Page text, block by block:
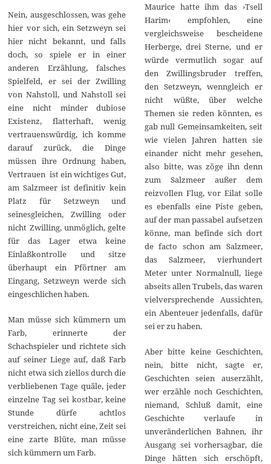
Nein, ausgeschlossen, was gehe
hier vor sich, ein Setzweyn sei
hier nicht bekannt, und falls
doch, so spiele er in einer
anderen Erzählung, falsches
Spielfeld, er sei der Zwilling
von Nahstoll, und Nahstoll sei
eine nicht minder dubiose
Existenz, flatterhaft, wenig
vertrauenswürdig, ich komme
darauf zurück, die Dinge
müssen ihre Ordnung haben,
Vertrauen ist ein wichtiges Gut,
am Salzmeer ist definitiv kein
Platz für Setzweyn und
seinesgleichen, Zwilling oder
nicht Zwilling, unmöglich, gelte
für das Lager etwa keine
Einlaßkontrolle und sitze
überhaupt ein Pförtner am
Eingang, Setzweyn werde sich
eingeschlichen haben.
Man müsse sich kümmern um
Farb, erinnerte der
Schachspieler und richtete sich
auf seiner Liege auf, daß Farb
nicht etwa sich ziellos durch die
verbliebenen Tage quäle, jeder
einzelne Tag sei kostbar, keine
Stunde dürfe achtlos
verstreichen, nicht eine, Zeit sei
eine zarte Blüte, man müsse
sich kümmern um Farb.
Maurice hatte ihm das ›Tsell
Harim‹ empfohlen, eine
vergleichsweise bescheidene
Herberge, drei Sterne, und er
würde vermutlich sogar auf
den Zwillingsbruder treffen,
den Setzweyn, wenngleich er
nicht wüßte, über welche
Themen sie reden könnten, es
gab null Gemeinsamkeiten, seit
wie vielen Jahren hatten sie
einander nicht mehr gesehen,
also bitte, was zöge ihn denn
zum Salzmeer außer dem
reizvollen Flug, vor Eilat solle
es ebenfalls eine Piste geben,
auf der man passabel aufsetzen
könne, man befinde sich dort
de facto schon am Salzmeer,
das Salzmeer, vierhundert
Meter unter Normalnull, liege
abseits allen Trubels, das waren
vielversprechende Aussichten,
ein Abenteuer jedenfalls, dafür
sei er zu haben.
Aber bitte keine Geschichten,
nein, bitte nicht, sagte er,
Geschichten seien auserzählt,
wer erzähle noch Geschichten,
niemand, Schluß damit, eine
Geschichte verlaufe in
unveränderlichen Bahnen, ihr
Ausgang sei vorhersagbar, die
Dinge hätten sich erschöpft,